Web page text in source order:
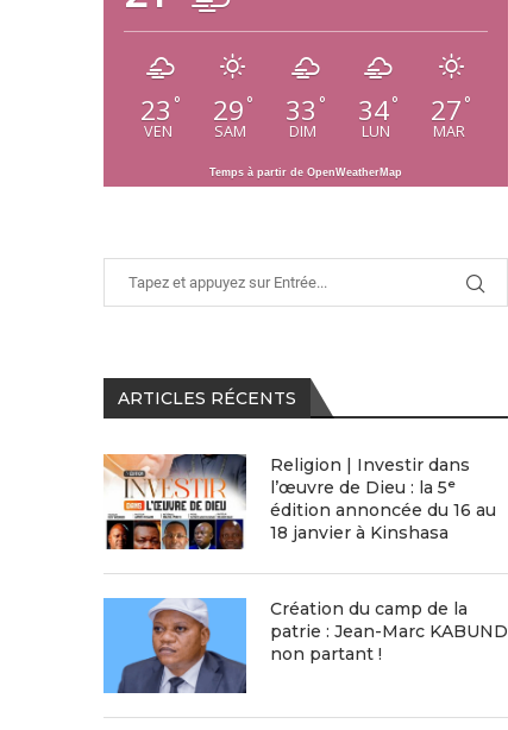
23 °
VEN
29 °
SAM
33 °
DIM
34°
LUN
27 °
MAR
Temps à partir de OpenWeatherMap
ARTICLES RÉCENTS
Religion | Investir dans
l’œuvre de Dieu : la 5ᵉ
édition annoncée du 16 au
18 janvier à Kinshasa
Création du camp de la
patrie : Jean-Marc KABUND
non partant !